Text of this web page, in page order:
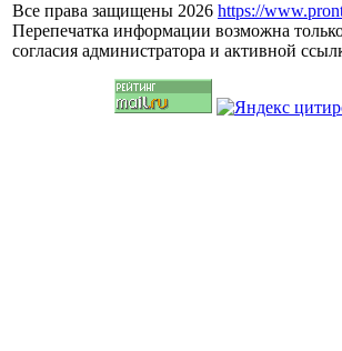
Все права защищены 2026 https://
Перепечатка информации возможна
согласия администратора и активной